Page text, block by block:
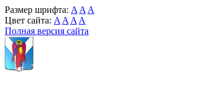
Размер шрифта: A A A
Цвет сайта: A A A A
Полная версия сайта